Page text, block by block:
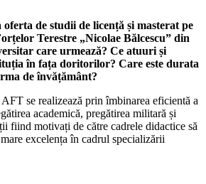
de studii de licență și masterat pe
Terestre „Nicolae Bălcescu” din
care urmează? Ce atuuri și
în fața doritorilor? Care este durata
de învățământ?
se realizează prin îmbinarea eficientă a
academică, pregătirea militară și
fiind motivați de către cadrele didactice să
excelența în cadrul specializării